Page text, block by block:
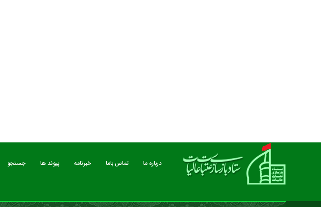
درباره ما تماس باما خبرنامه پیوند ها جستجو